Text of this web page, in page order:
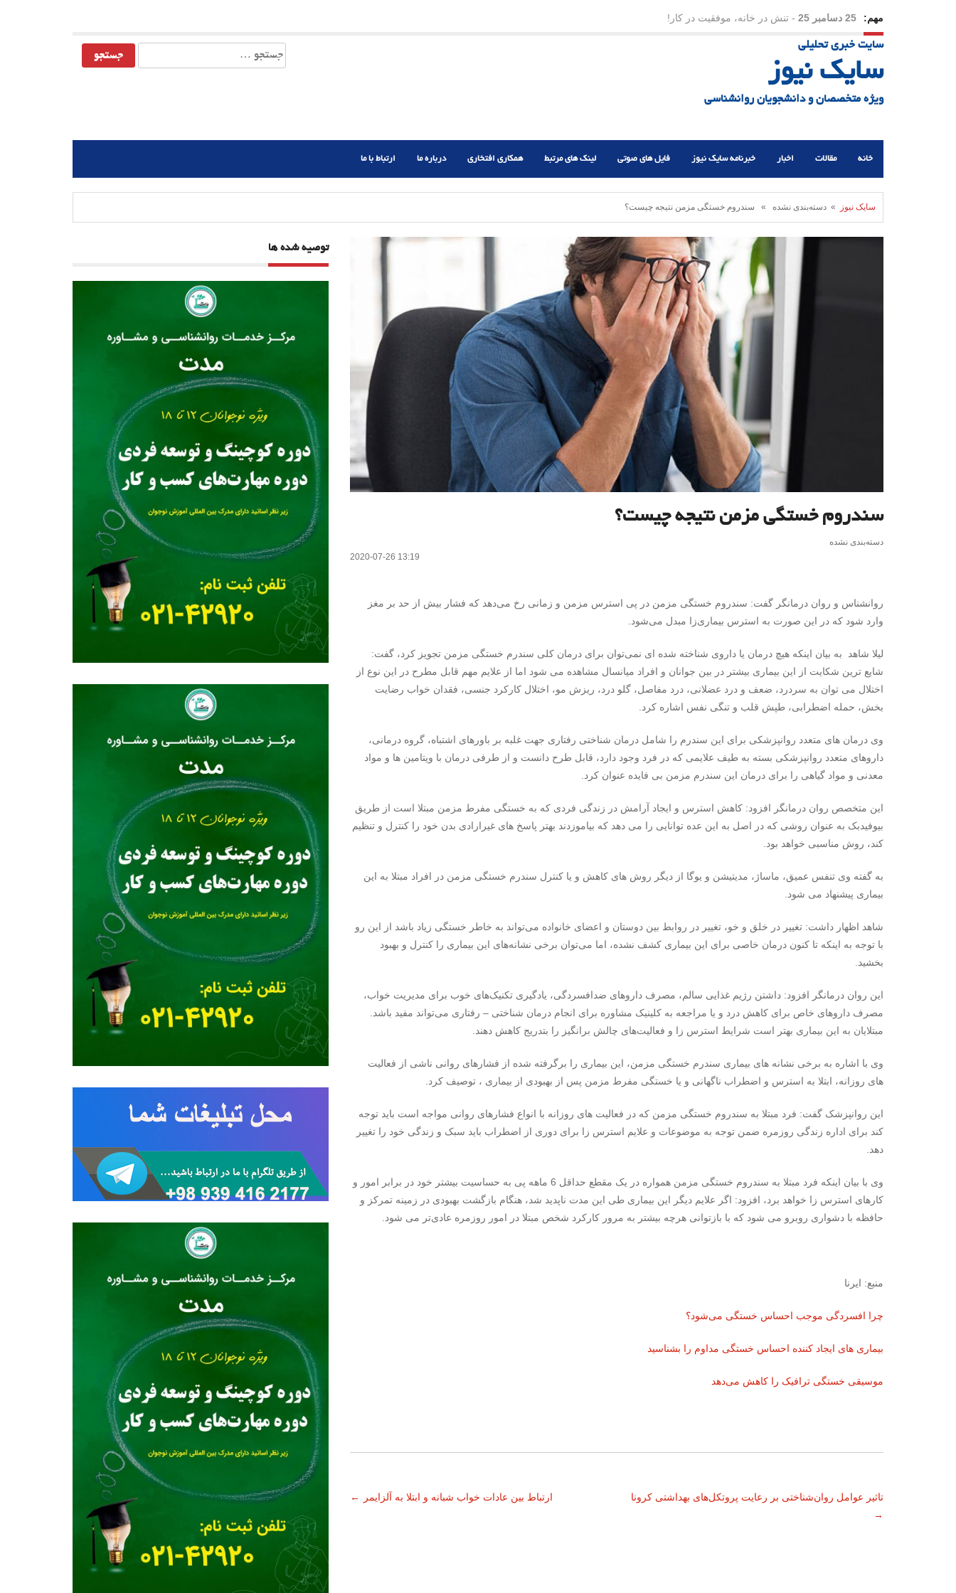
مهم: 25 دسامبر 25 - تنش در خانه، موفقیت در کار!
23 دسامبر 25
سایت خبری تحلیلی
سایک نیوز
ویژه متخصصان و دانشجویان روانشناسی
جستجو
برای:
خانه مقالات اخبار خبرنامه سایک نیوز فایل های صوتی لینک های مرتبط همکاری افتخاری درباره ما ارتباط با ما
سایک نیوز » دسته‌بندی نشده » سندروم خستگی مزمن نتیجه چیست؟
سندروم خستگی مزمن نتیجه چیست؟
دسته‌بندی نشده
2020-07-26 13:19
روانشناس و روان درمانگر گفت: سندروم خستگی مزمن در پی استرس مزمن و زمانی رخ می‌دهد که فشار بیش از حد بر مغز
وارد شود که در این صورت به استرس بیماری‌زا مبدل می‌شود.
لیلا شاهد به بیان اینکه هیچ درمان یا داروی شناخته شده ای نمی‌توان برای درمان کلی سندرم خستگی مزمن تجویز کرد، گفت:
شایع ترین شکایت از این بیماری بیشتر در بین جوانان و افراد میانسال مشاهده می شود اما از علایم مهم قابل مطرح در این نوع از
اختلال می توان به سردرد، ضعف و درد عضلانی، درد مفاصل، گلو درد، ریزش مو، اختلال کارکرد جنسی، فقدان خواب رضایت
بخش، حمله اضطرابی، طپش قلب و تنگی نفس اشاره کرد.
وی درمان های متعدد روانپزشکی برای این سندرم را شامل درمان شناختی رفتاری جهت غلبه بر باورهای اشتباه، گروه درمانی،
داروهای متعدد روانپزشکی بسته به طیف علایمی که در فرد وجود دارد، قابل طرح دانست و از طرفی درمان با ویتامین ها و مواد
معدنی و مواد گیاهی را برای درمان این سندرم مزمن بی فایده عنوان کرد.
این متخصص روان درمانگر افزود: کاهش استرس و ایجاد آرامش در زندگی فردی که به خستگی مفرط مزمن مبتلا است از طریق
بیوفیدبک به عنوان روشی که در اصل به این عده توانایی را می دهد که بیاموزدند بهتر پاسخ های غیرارادی بدن خود را کنترل و تنظیم
کند، روش مناسبی خواهد بود.
به گفته وی تنفس عمیق، ماساژ، مدیتیشن و یوگا از دیگر روش های کاهش و یا کنترل سندرم خستگی مزمن در افراد مبتلا به این
بیماری پیشنهاد می شود.
شاهد اظهار داشت: تغییر در خلق و خو، تغییر در روابط بین دوستان و اعضای خانواده می‌تواند به خاطر خستگی زیاد باشد از این رو
با توجه به اینکه تا کنون درمان خاصی برای این بیماری کشف نشده، اما می‌توان برخی نشانه‌های این بیماری را کنترل و بهبود
بخشید.
این روان درمانگر افزود: داشتن رژیم غذایی سالم، مصرف داروهای ضدافسردگی، یادگیری تکنیک‌های خوب برای مدیریت خواب،
مصرف داروهای خاص برای کاهش درد و یا مراجعه به کلینیک مشاوره برای انجام درمان شناختی – رفتاری می‌تواند مفید باشد.
مبتلایان به این بیماری بهتر است شرایط استرس زا و فعالیت‌های چالش برانگیز را بتدریج کاهش دهند.
وی با اشاره به برخی نشانه های بیماری سندرم خستگی مزمن، این بیماری را برگرفته شده از فشارهای روانی ناشی از فعالیت
های روزانه، ابتلا به استرس و اضطراب ناگهانی و یا خستگی مفرط مزمن پس از بهبودی از بیماری ، توصیف کرد.
این روانپزشک گفت: فرد مبتلا به سندروم خستگی مزمن که در فعالیت های روزانه با انواع فشارهای روانی مواجه است باید توجه
کند برای اداره زندگی روزمره ضمن توجه به موضوعات و علایم استرس زا برای دوری از اضطراب باید سبک و زندگی خود را تغییر
دهد.
وی با بیان اینکه فرد مبتلا به سندروم خستگی مزمن همواره در یک مقطع حداقل 6 ماهه پی به حساسیت بیشتر خود در برابر امور و
کارهای استرس زا خواهد برد، افزود: اگر علایم دیگر این بیماری طی این مدت ناپدید شد، هنگام بازگشت بهبودی در زمینه تمرکز و
حافظه با دشواری روبرو می شود که با بازتوانی هرچه بیشتر به مرور کارکرد شخص مبتلا در امور روزمره عادی‌تر می‌ شود.
منبع: ایرنا
چرا افسردگی موجب احساس خستگی می‌شود؟
بیماری های ایجاد کننده احساس خستگی مداوم را بشناسید
موسیقی خستگی ترافیک را کاهش می‌دهد
ناوبری
← ارتباط بین عادات خواب شبانه و ابتلا به آلزایمر
تاثیر عوامل روان‌شناختی بر رعایت پروتکل‌های بهداشتی کرونا
→
توصیه شده ها